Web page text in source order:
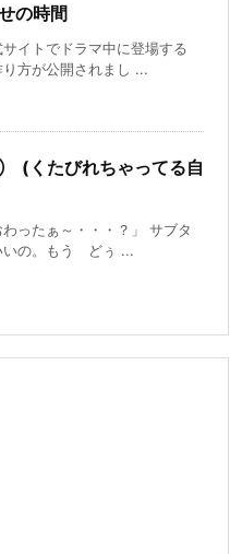
の時間
サイトでドラマ中に登場する
り方が公開されまし ...
くたびれちゃってる自
ったぁ～・・・？」 サブタ
いの。もう どぅ ...